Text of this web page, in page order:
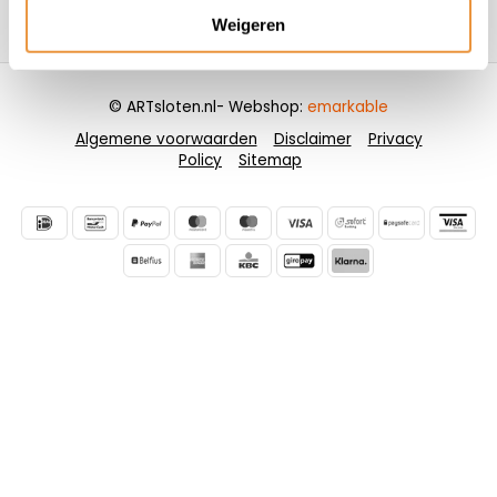
Weigeren
Contactgegevens
Algemene voorwaarden Disclaimer
Privacy
Policy
Sitemap
© ARTsloten.nl- Webshop: emarkable